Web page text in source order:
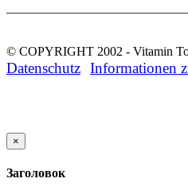
© COPYRIGHT 2002 - Vitamin
Datenschutz Informationen
×
Заголовок